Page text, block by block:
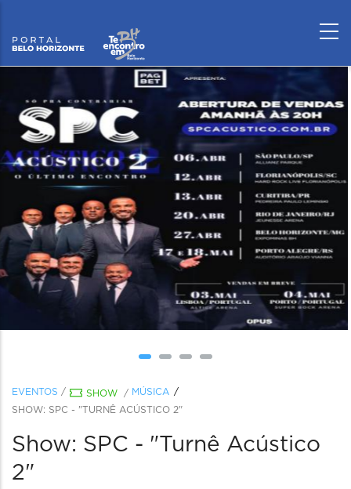
EVENTOS / SHOW / MÚSICA
SHOW: SPC - "TURNÊ ACÚSTICO 2"
Show: SPC - "Turnê Acústico
2"